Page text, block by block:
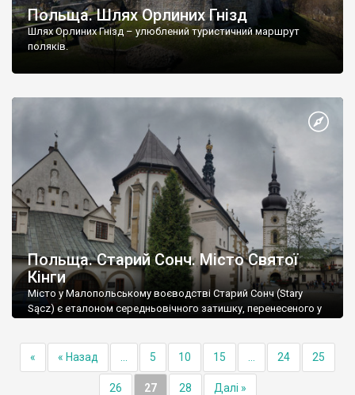
Польща. Шлях Орлиних Гнізд
Шлях Орлиних Гнізд – улюблений туристичний маршрут
поляків.
Польща. Старий Сонч. Місто Святої
Кінги
Місто у Малопольському воєводстві Старий Сонч (Stary
Sącz) є еталоном середньовічного затишку, перенесеного у
« « Назад 5 10 15 24 25
26 27 28 Далі »